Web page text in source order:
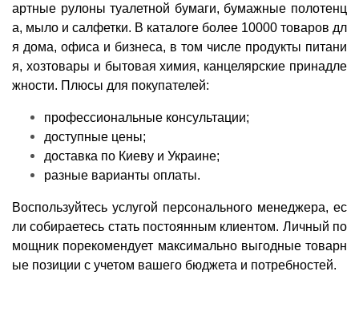
артные рулоны туалетной бумаги, бумажные полотенц
а, мыло и салфетки. В каталоге более 10000 товаров дл
я дома, офиса и бизнеса, в том числе продукты питани
я, хозтовары и бытовая химия, канцелярские принадле
жности. Плюсы для покупателей:
профессиональные консультации;
доступные цены;
доставка по Киеву и Украине;
разные варианты оплаты.
Воспользуйтесь услугой персонального менеджера, ес
ли собираетесь стать постоянным клиентом. Личный по
мощник порекомендует максимально выгодные товарн
ые позиции с учетом вашего бюджета и потребностей.